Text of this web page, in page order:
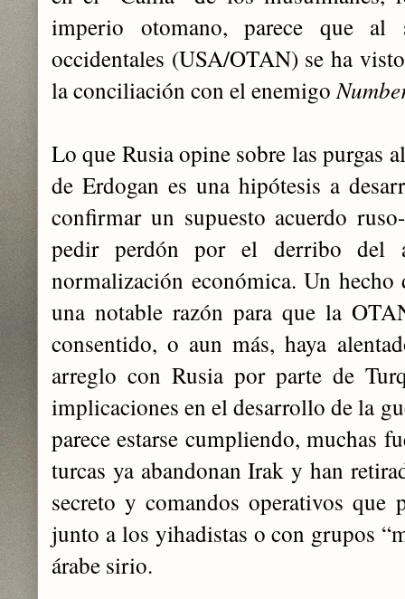
imperio otomano, parece que al
occidentales (USA/OTAN) se ha
la conciliación con el enemigo
Lo que Rusia opine sobre las purgas
de Erdogan es una hipótesis a
confirmar un supuesto acuerdo
pedir perdón por el derribo del
normalización económica. Un hecho
una notable razón para que la
consentido, o aun más, haya
arreglo con Rusia por parte de
implicaciones en el desarrollo de la
parece estarse cumpliendo, muchas
turcas ya abandonan Irak y han
secreto y comandos operativos que
junto a los yihadistas o con grupos
árabe sirio.